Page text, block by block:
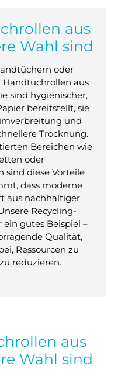
aus
Wahl sind
oder
aus
sind hygienischer,
bereitstellt, sie
und
Trocknung.
Bereichen wie
oder
diese Vorteile
dass moderne
aus nachhaltiger
Recycling-
gutes Beispiel –
Qualität,
Ressourcen zu
reduzieren.
aus
Wahl sind